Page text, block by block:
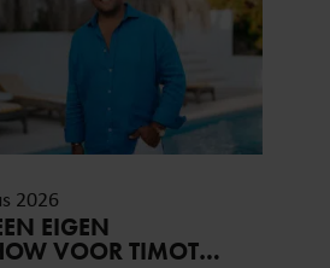
2026
EIGEN
VOOR TIMOTHY